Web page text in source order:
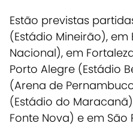
Estão previstas
(Estádio Mineirão), em
Nacional), em
Porto Alegre (Estádio
(Arena de
(Estádio do
Fonte Nova) e em